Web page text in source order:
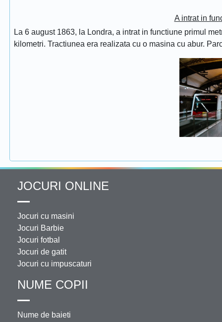
A intrat in
La 6 august 1863, la Londra, a intrat in functiune primul
kilometri. Tractiunea era realizata cu o masina cu abur.
JOCURI ONLINE
Jocuri cu masini
Jocuri Barbie
Jocuri fotbal
Jocuri de gatit
Jocuri cu impuscaturi
NUME COPII
Nume de baieti